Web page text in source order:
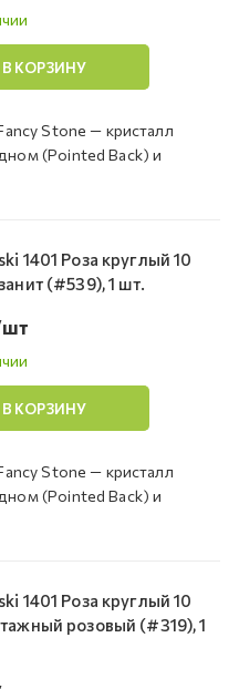
В КОРЗИНУ
Stone — кристалл
(Pointed Back) и
1401 Роза круглый 10
(#539), 1 шт.
В КОРЗИНУ
Stone — кристалл
(Pointed Back) и
1401 Роза круглый 10
розовый (#319), 1